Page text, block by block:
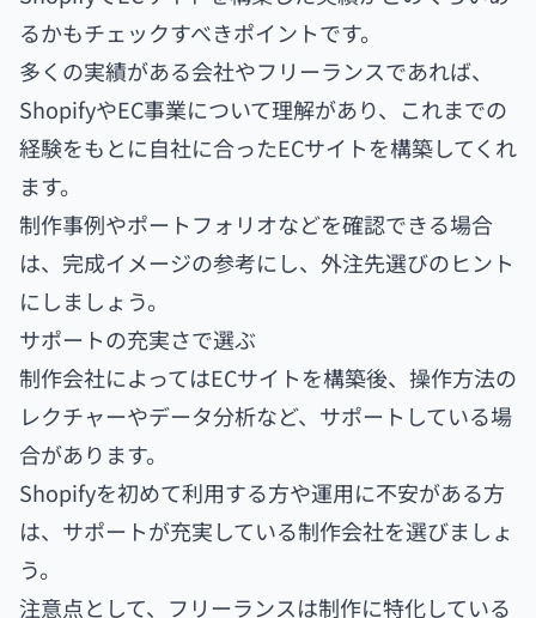
るかもチェックすべきポイントです。
多くの実績がある会社やフリーランスであれば、
ShopifyやEC事業について理解があり、これまでの
経験をもとに自社に合ったECサイトを構築してくれ
ます。
制作事例やポートフォリオなどを確認できる場合
は、完成イメージの参考にし、外注先選びのヒント
にしましょう。
サポートの充実さで選ぶ
制作会社によってはECサイトを構築後、操作方法の
レクチャーやデータ分析など、サポートしている場
合があります。
Shopifyを初めて利用する方や運用に不安がある方
は、サポートが充実している制作会社を選びましょ
う。
注意点として、フリーランスは制作に特化している